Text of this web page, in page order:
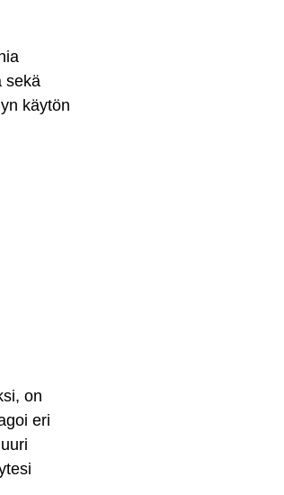
sekä
käytön
on
eri